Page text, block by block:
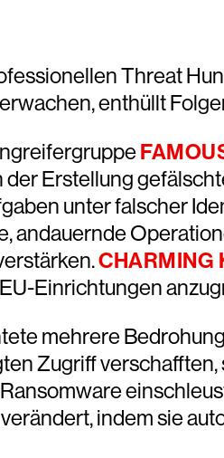
Threat
enthüllt
Erstellung
unter falscher
andauernde
CHARMING
Einrichtungen
mehrere
Zugriff
indem sie